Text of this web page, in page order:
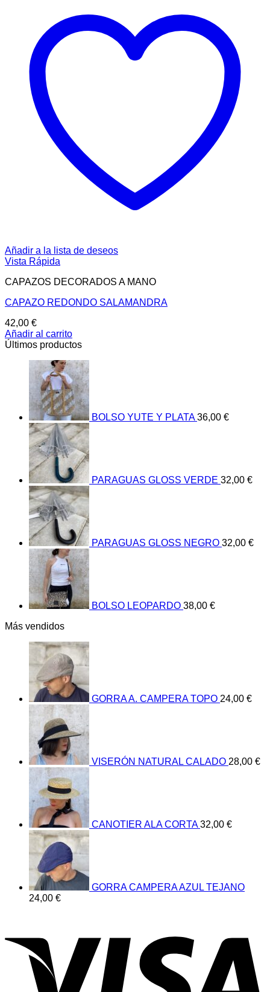
Añadir a la lista de deseos
Vista Rápida
CAPAZOS DECORADOS A MANO
CAPAZO REDONDO SALAMANDRA
42,00 €
Añadir al carrito
Últimos productos
BOLSO YUTE Y PLATA 36,00 €
PARAGUAS GLOSS VERDE 32,00 €
PARAGUAS GLOSS NEGRO 32,00 €
BOLSO LEOPARDO 38,00 €
Más vendidos
GORRA A. CAMPERA TOPO 24,00 €
VISERÓN NATURAL CALADO 28,00 €
CANOTIER ALA CORTA 32,00 €
GORRA CAMPERA AZUL TEJANO
24,00 €